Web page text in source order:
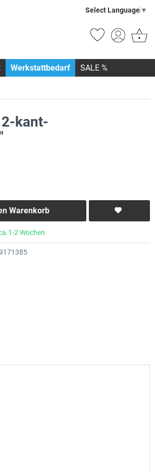
Select Language ▼
Werkstattbedarf SALE %
kant-
Warenkorb
2 Wochen